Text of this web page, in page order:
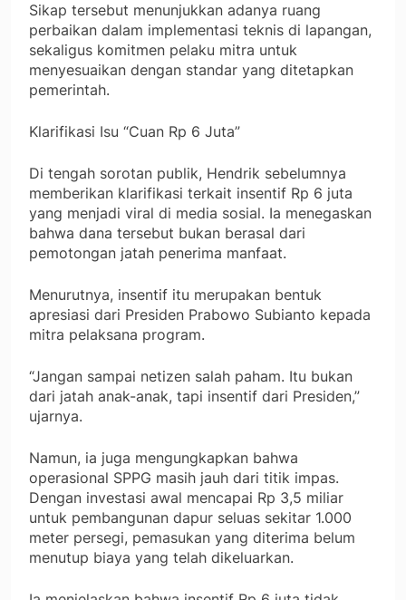
Sikap tersebut menunjukkan adanya ruang
perbaikan dalam implementasi teknis di lapangan,
sekaligus komitmen pelaku mitra untuk
menyesuaikan dengan standar yang ditetapkan
pemerintah.
Klarifikasi Isu “Cuan Rp 6 Juta”
Di tengah sorotan publik, Hendrik sebelumnya
memberikan klarifikasi terkait insentif Rp 6 juta
yang menjadi viral di media sosial. Ia menegaskan
bahwa dana tersebut bukan berasal dari
pemotongan jatah penerima manfaat.
Menurutnya, insentif itu merupakan bentuk
apresiasi dari Presiden Prabowo Subianto kepada
mitra pelaksana program.
“Jangan sampai netizen salah paham. Itu bukan
dari jatah anak-anak, tapi insentif dari Presiden,”
ujarnya.
Namun, ia juga mengungkapkan bahwa
operasional SPPG masih jauh dari titik impas.
Dengan investasi awal mencapai Rp 3,5 miliar
untuk pembangunan dapur seluas sekitar 1.000
meter persegi, pemasukan yang diterima belum
menutup biaya yang telah dikeluarkan.